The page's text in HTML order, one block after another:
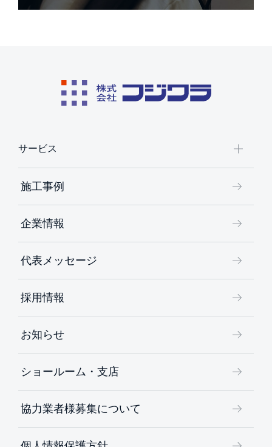
サービス
施工事例
企業情報
代表メッセージ
採用情報
お知らせ
ショールーム・支店
協力業者様募集について